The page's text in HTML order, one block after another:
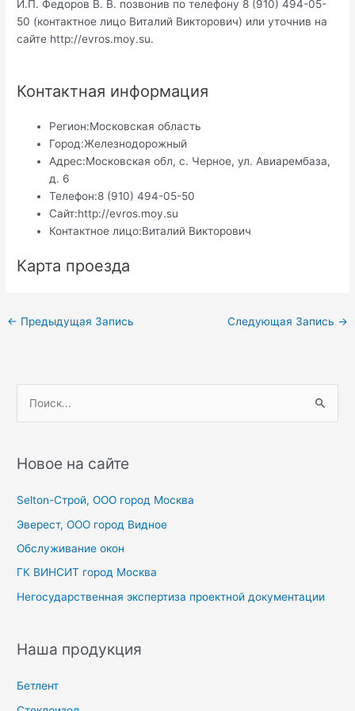
И.П. Федоров В. В. позвонив по телефону 8 (910) 494-05-
50 (контактное лицо Виталий Викторович) или уточнив на
сайте http://evros.moy.su.
Контактная информация
Регион:Московская область
Город:Железнодорожный
Адрес:Московская обл, с. Черное, ул. Авиарембаза,
д. 6
Телефон:8 (910) 494-05-50
Сайт:http://evros.moy.su
Контактное лицо:Виталий Викторович
Карта проезда
Навигация
← Предыдущая Запись Следующая Запись →
с
:
Новое на сайте
Selton-Строй, OOO город Москва
Эверест, ООО город Видное
Обслуживание окон
ГК ВИНСИТ город Москва
Негосударственная экспертиза проектной документации
Наша продукция
Бетлент